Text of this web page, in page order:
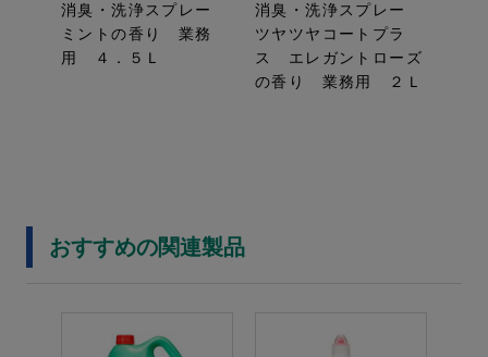
消臭・洗浄スプレー
ミントの香り 業務
用 ４．５Ｌ
消臭・洗浄スプレー
ツヤツヤコートプラ
ス エレガントローズ
の香り 業務用 ２Ｌ
おすすめの関連製品